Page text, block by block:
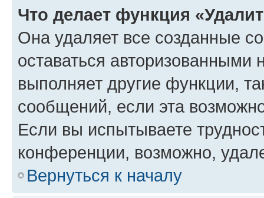
Что делает функция
Она удаляет все созданные
оставаться авторизованными
выполняет другие функции,
сообщений, если эта
Если вы испытываете
конференции, возможно,
Вернуться к началу